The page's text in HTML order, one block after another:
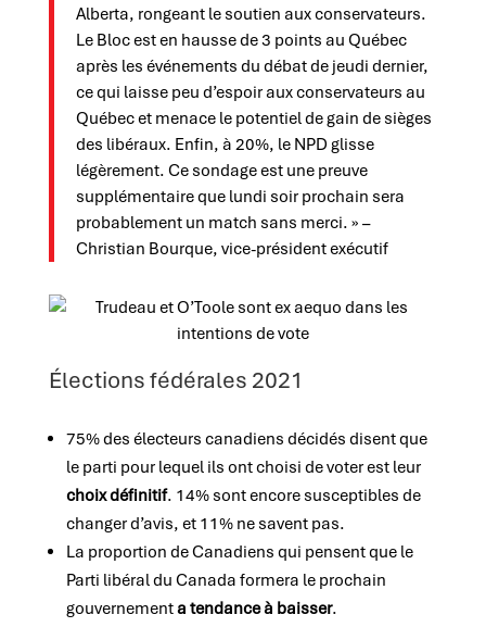
Alberta, rongeant le soutien aux conservateurs.
Le Bloc est en hausse de 3 points au Québec
après les événements du débat de jeudi dernier,
ce qui laisse peu d’espoir aux conservateurs au
Québec et menace le potentiel de gain de sièges
des libéraux. Enfin, à 20%, le NPD glisse
légèrement. Ce sondage est une preuve
supplémentaire que lundi soir prochain sera
probablement un match sans merci. » –
Christian Bourque, vice-président exécutif
Élections fédérales 2021
75% des électeurs canadiens décidés disent que
le parti pour lequel ils ont choisi de voter est leur
choix définitif. 14% sont encore susceptibles de
changer d’avis, et 11% ne savent pas.
La proportion de Canadiens qui pensent que le
Parti libéral du Canada formera le prochain
gouvernementa tendance à baisser.